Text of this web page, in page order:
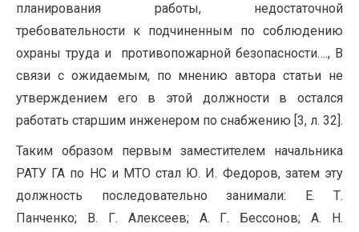
планирования работы, недостаточной
требовательности к подчиненным по соблюдению
охраны труда и противопожарной безопасности…., В
связи с ожидаемым, по мнению автора статьи не
утверждением его в этой должности в остался
работать старшим инженером по снабжению [3, л. 32].
Таким образом первым заместителем начальника
РАТУ ГА по НС и МТО стал Ю. И. Федоров, затем эту
должность последовательно занимали: Е. Т.
Панченко; В. Г. Алексеев; А. Г. Бессонов; А. Н.